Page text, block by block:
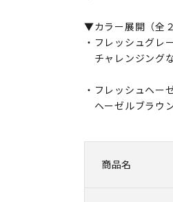
▼カラー展開（全２
・フレッシュグレ
チャレンジング
・フレッシュヘー
ヘーゼルブラウ
商品名